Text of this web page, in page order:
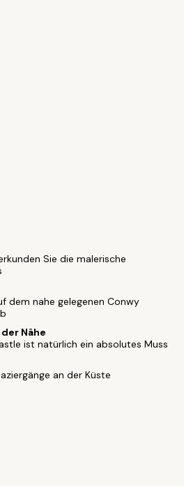
Sie die malerische
dem nahe gelegenen Conwy
Nähe
ist natürlich ein absolutes Muss
an der Küste